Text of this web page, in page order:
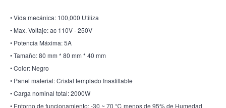
• Vida mecánica: 100,000 Utiliza
• Max. Voltaje: ac 110V - 250V
• Potencia Máxima: 5A
• Tamaño: 80 mm * 80 mm * 40 mm
• Color: Negro
• Panel material: Cristal templado Inastillable
• Carga nominal total: 2000W
• Entorno de funcionamiento: -30 ~ 70 ℃ menos de 95% de Humedad